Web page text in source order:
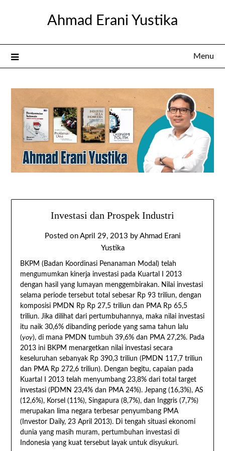
Ahmad Erani Yustika
Menu
Investasi dan Prospek Industri
Posted on April 29, 2013 by Ahmad Erani
Yustika
BKPM (Badan Koordinasi Penanaman Modal) telah
mengumumkan kinerja investasi pada Kuartal I 2013
dengan hasil yang lumayan menggembirakan. Nilai investasi
selama periode tersebut total sebesar Rp 93 triliun, dengan
komposisi PMDN Rp Rp 27,5 triliun dan PMA Rp 65,5
triliun. Jika dilihat dari pertumbuhannya, maka nilai investasi
itu naik 30,6% dibanding periode yang sama tahun lalu
(yoy), di mana PMDN tumbuh 39,6% dan PMA 27,2%. Pada
2013 ini BKPM menargetkan nilai investasi secara
keseluruhan sebanyak Rp 390,3 triliun (PMDN 117,7 triliun
dan PMA Rp 272,6 triliun). Dengan begitu, capaian pada
Kuartal I 2013 telah menyumbang 23,8% dari total target
investasi (PDMN 23,4% dan PMA 24%). Jepang (16,3%), AS
(12,6%), Korsel (11%), Singapura (8,7%), dan Inggris (7,7%)
merupakan lima negara terbesar penyumbang PMA
(Investor Daily, 23 April 2013). Di tengah situasi ekonomi
dunia yang masih muram, pertumbuhan investasi di
Indonesia yang kuat tersebut layak untuk disyukuri.